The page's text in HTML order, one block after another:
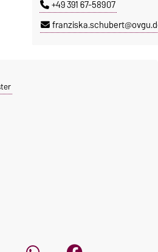
+49 391 67-58907